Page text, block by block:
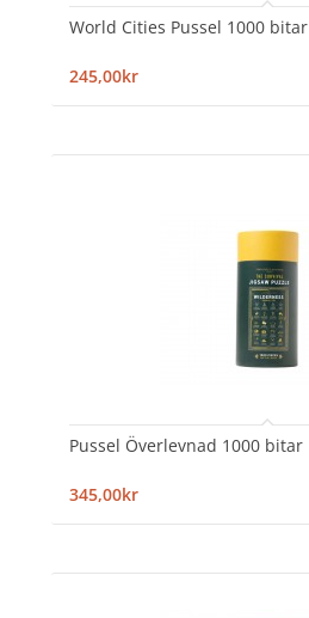
World Cities Pussel 1000 bitar
245,00kr
Pussel Överlevnad 1000 bitar
345,00kr